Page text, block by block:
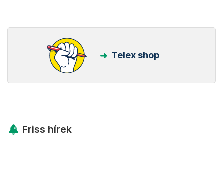
Telex shop
Friss hírek